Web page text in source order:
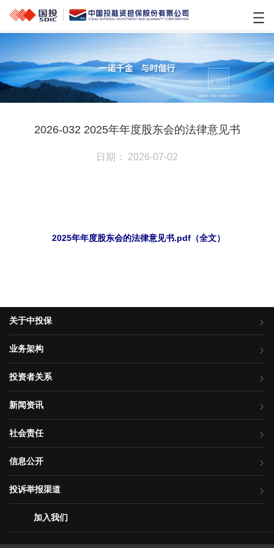
2026-032 2025年年度股东会的法律意见书
日期： 2026-07-02
2025年年度股东会的法律意见书.pdf（全文）
关于中投保
业务架构
投资者关系
新闻资讯
社会责任
信息公开
投诉举报渠道
加入我们